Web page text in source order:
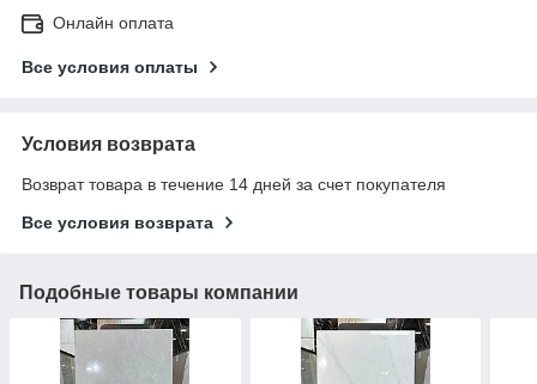
Онлайн оплата
Все условия оплаты
Условия возврата
Возврат товара в течение 14 дней за счет покупателя
Все условия возврата
Подобные товары компании